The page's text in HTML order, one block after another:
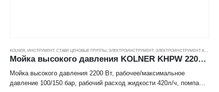
KOLNER ИНСТРУМЕНТ, СТАВР, ЦЕНОВЫЕ ГРУППЫ ЭЛЕКТРОИНСТРУМЕНТ, ЭЛЕКТРОИНСТРУМЕНТ KOLNER
Мойка высокого давления KOLNER KHPW 2200SP 100/150 бар, 420л/ч, 2200Вт ---
Мойка высокого давления 2200 Вт, рабочее/максимальное
давление 100/150 бар, рабочий расход жидкости 420л/ч, помпа